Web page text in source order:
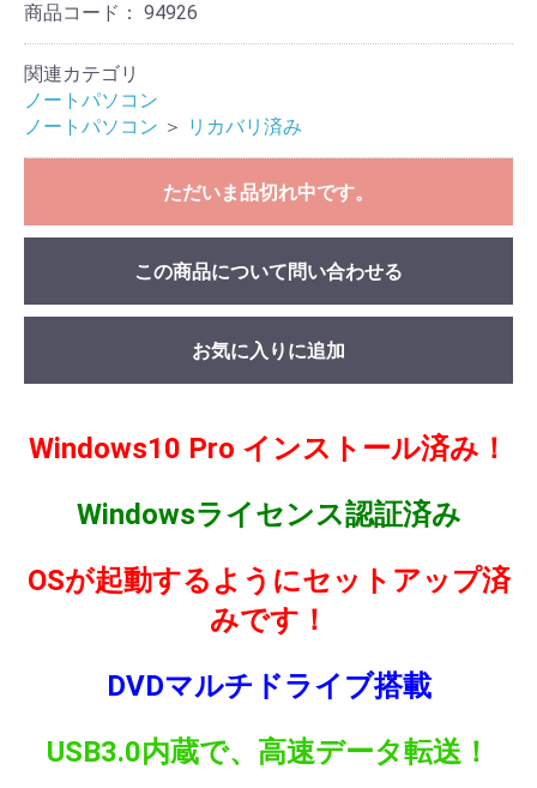
商品コード： 94926
関連カテゴリ
ノートパソコン
ノートパソコン ＞ リカバリ済み
ただいま品切れ中です。
この商品について問い合わせる
お気に入りに追加
Windows10 Pro インストール済み！
Windowsライセンス認証済み
OSが起動するようにセットアップ済
みです！
DVDマルチドライブ搭載
USB3.0内蔵で、高速データ転送！